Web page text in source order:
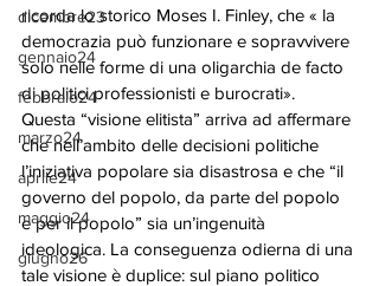
dicembre23
gennaio24
febbraio24
marzo24
aprile24
maggio24
giugno26
ricorda lo storico Moses I. Finley, che « la
democrazia può funzionare e sopravvivere
solo nelle forme di una oligarchia de facto
di politici professionisti e burocrati».
Questa “visione elitista” arriva ad affermare
che nell’ambito delle decisioni politiche
l’iniziativa popolare sia disastrosa e che “il
governo del popolo, da parte del popolo
e per il popolo” sia un’ingenuità
ideologica. La conseguenza odierna di una
tale visione è duplice: sul piano politico